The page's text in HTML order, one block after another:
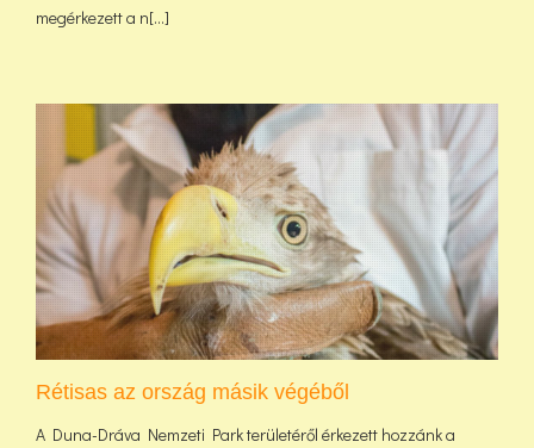
megérkezett a n[...]
Rétisas az ország másik végéből
A Duna-Dráva Nemzeti Park területéről érkezett hozzánk a